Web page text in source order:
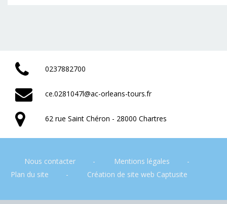
0237882700
ce.0281047l@ac-orleans-tours.fr
62 rue Saint Chéron - 28000 Chartres
Nous contacter
Mentions légales
Plan du site
Création de site web Captusite